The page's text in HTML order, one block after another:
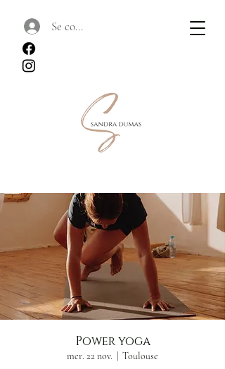
Se connecter
Power yoga
mer. 22 nov. Toulouse